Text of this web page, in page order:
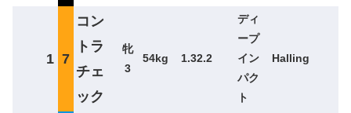
1 7
コン
トラ
チェ
ック
牝
3
54kg 1.32.2
ディ
ープ
イン
パク
ト
Halling